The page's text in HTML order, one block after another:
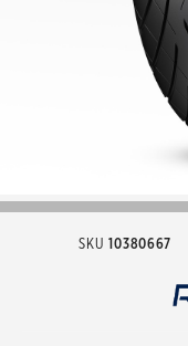
SKU 10380667